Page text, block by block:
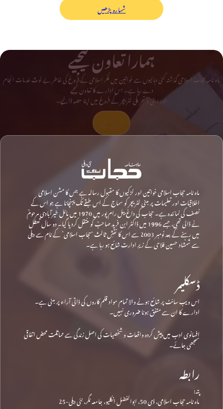
شمارہ پڑھیں
ہمارا تعاون کیجیے
ماہ نامہ حجاب اسلامی گذشتہ کئی دہائیوں سے خواتین میں فکر اسلامی کے فروغ کی خاطر بے لوث خدمات انجام
دے رہا ہے۔ اس ادارے کا تعاون کیجیے
اور دینی و تحریکی لٹریچر کے فروغ میں اپنا حصہ ڈالیے۔
ماہ نامہ حجاب اسلامی خواتین اور لڑکیوں کا مقبول رسالہ ہے جس کا مشن اسلامی
اخلاقیات اور تعلیمات پر مبنی لٹریچر کو سماج کے اس طبقے تک پہنچانا ہے جو اس کے
نصف کی نمائندہ ہے۔ حجاب کی داغ بیل رام پور میں 1970 میں مائل خیرآبادی مرحومؒ
نے ڈالی تھی، جسے 1996 میں ڈاکٹر ابن فرید صاحبؒ کو منتقل کردیا گیا۔ دو سال تعطل
میں رہنے کے بعد نومبر 2003 سے اس کا نقشِ ثالث ‘حجاب اسلامی’ کے نام سے دہلی
سے شمشاد حسین فلاحی کے زیرِ ادارت شائع ہو رہا ہے۔
ڈسکلیمر
اس ویب سائٹ پر شائع ہونے والا تمام مواد قلم کاروں کی ذاتی آراء پر مبنی ہے۔
ادارے کا ان سے متفق ہونا ضروری نہیں۔
افسانوی ادب میں پیش کردہ واقعات و شخصیات کی اصل زندگی سے مماثلت محض اتفاقی
سمجھی جائے۔
رابطہ
پتہ:
ماہ نامہ حجاب اسلامی، ڈی 50، ابوالفضل انکلیو، جامعہ نگر، نئی دہلی-25